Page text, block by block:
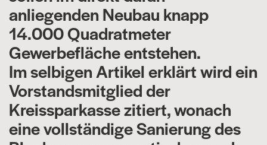
anliegenden Neubau knapp
14.000 Quadratmeter
Gewerbefläche entstehen.
Im selbigen Artikel erklärt wird ein
Vorstandsmitglied der
Kreissparkasse zitiert, wonach
eine vollständige Sanierung des